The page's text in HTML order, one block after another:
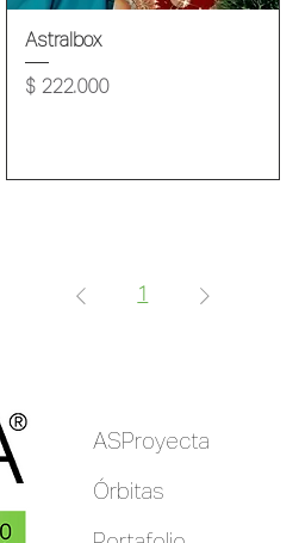
Vista rápida
Astralbox
Precio
$ 222.000
1
ASProyecta
Órbitas